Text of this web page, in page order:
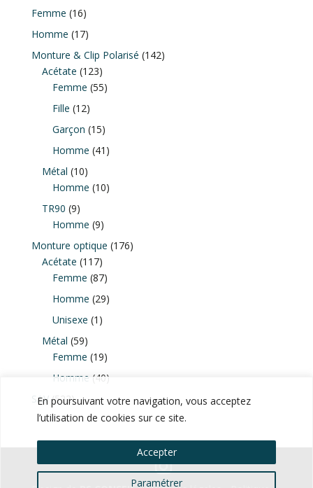
En poursuivant votre navigation, vous acceptez
l’utilisation de cookies sur ce site.
Paramétrer
Accepter
produits
Femme 1616
produits
Homme 1717
produits
Monture & Clip Polarisé 142142
Acétate 123123
produits
Femme 5555
Fille 1212
produits
Garçon 1515
produits
Homme 41 41
Métal 1010
produits
Homme 1010
TR90 99
produits
Homme 99
produits
Monture optique 176176
Acétate 117117
produits
Femme 8787
produits
Homme 2929
Unisexe 1 1
Métal 5959
produits
Femme 1919
produits
Homme 4040
SAV 522522
produits